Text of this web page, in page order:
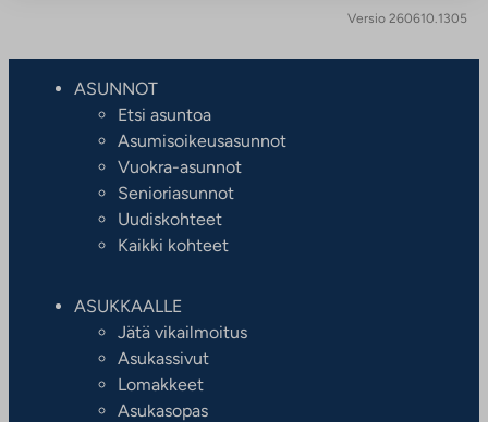
Versio 260610.1305
ASUNNOT
Etsi asuntoa
Asumisoikeusasunnot
Vuokra-asunnot
Senioriasunnot
Uudiskohteet
Kaikki kohteet
ASUKKAALLE
Jätä vikailmoitus
Asukassivut
Lomakkeet
Asukasopas